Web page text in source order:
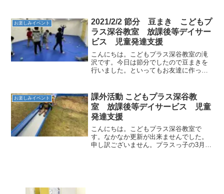
日おめでとう」
お楽しみイベント
2021/2/2 節分 豆まき こどもプ
ラス深谷教室 放課後等デイサー
ビス 児童発達支援
こんにちは。こどもプラス深谷教室の滝
沢です。今日は節分でしたので豆まきを
行いました。といってもお友達に作って
達も「鬼は外 福は内」と元気いっぱい
出来ました。
お楽しみイベント
課外活動 こどもプラス深谷教
室 放課後等デイサービス 児童
発達支援
こんにちは。こどもプラス深谷教室で
す。なかなか更新が出来ませんでした。
申し訳ございません。プラスっ子の3月と